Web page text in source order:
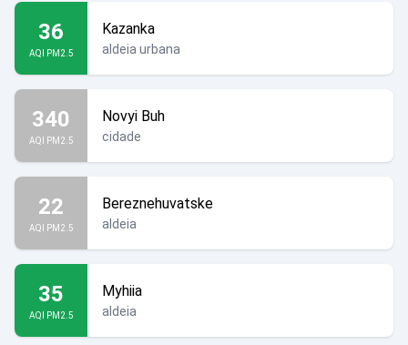
36
AQI PM2.5
Kazanka
aldeia urbana
340
AQI PM2.5
Novyi Buh
cidade
22
AQI PM2.5
Bereznehuvatske
aldeia
35
AQI PM2.5
Myhiia
aldeia